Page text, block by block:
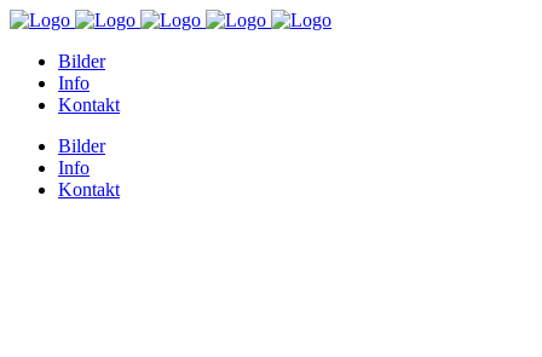
Bilder
Info
Kontakt
Bilder
Info
Kontakt